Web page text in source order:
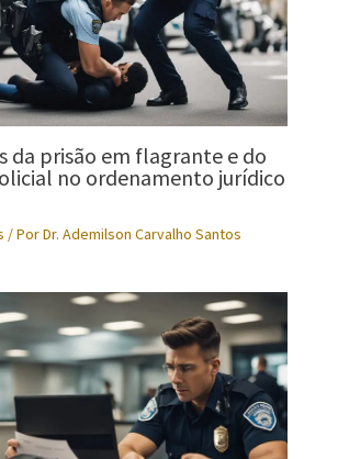
da prisão em flagrante e do
no ordenamento jurídico
/ PorDr. Ademilson Carvalho Santos